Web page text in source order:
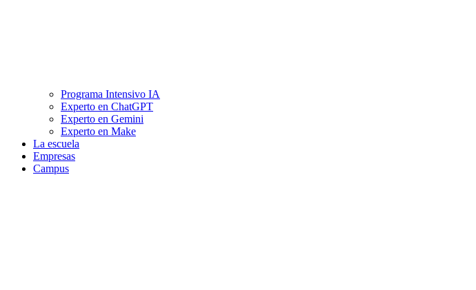
Programa Intensivo IA
Experto en ChatGPT
Experto en Gemini
Experto en Make
La escuela
Empresas
Campus